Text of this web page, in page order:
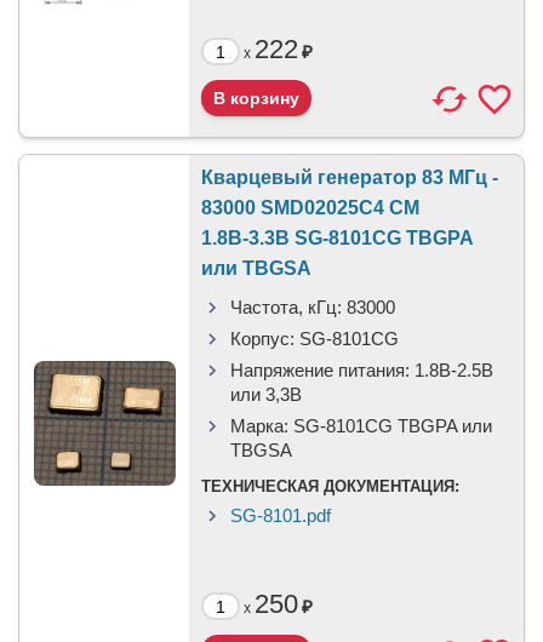
x 222₽
Кварцевый генератор 83 МГц -
83000 SMD02025C4 CM
1.8В-3.3В SG-8101CG TBGPA
или TBGSA
Частота, кГц: 83000
Корпус: SG-8101CG
Напряжение питания: 1.8В-2.5B
или 3,3B
Марка: SG-8101CG TBGPA или
TBGSA
ТЕХНИЧЕСКАЯ ДОКУМЕНТАЦИЯ:
SG-8101.pdf
x 250₽